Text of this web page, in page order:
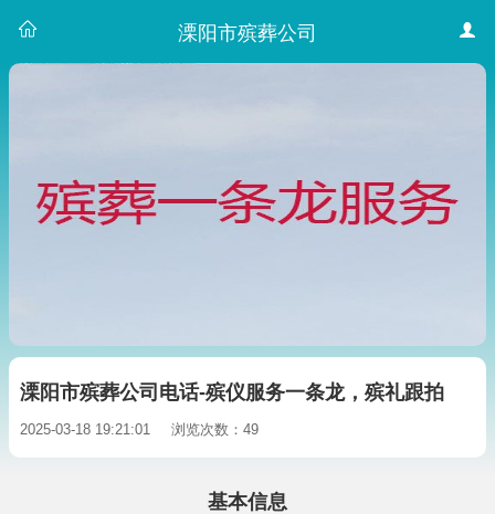
溧阳市殡葬公司
溧阳市殡葬公司电话-殡仪服务一条龙，殡礼跟拍
2025-03-18 19:21:01 浏览次数：49
基本信息